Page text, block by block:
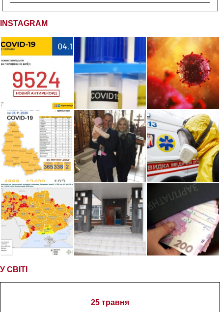
INSTAGRAM
У СВІТІ
25 травня